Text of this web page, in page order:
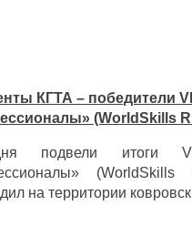
КГТА – победители
(WorldSkills
подвели итоги
(WorldSkills
на территории